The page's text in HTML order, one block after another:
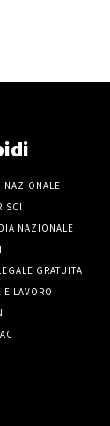
NAZIONALE
NAZIONALE
GRATUITA:
E LAVORO